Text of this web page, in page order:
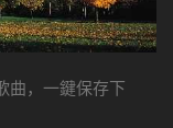
曲，一鍵保存下